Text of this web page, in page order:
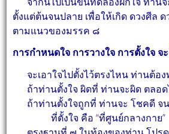
ตั้งแต่ต้นจนปลาย เพื่อให้เกิด ดวงศีล ด
ตามแนวของมรรค ๘
การกำหนดใจ การวางใจ การตั้งใจ จ
จะเอาใจไปตั้งไว้ตรงไหน ท่านต้อง
ถ้าท่านตั้งใจ ผิดที่ ท่านจะผิด ตลอด
ถ้าท่านตั้งใจถูกที่ ท่านจะ โชคดี จ
ที่ตั้งใจ คือ “ที่ศูนย์กลางกาย”